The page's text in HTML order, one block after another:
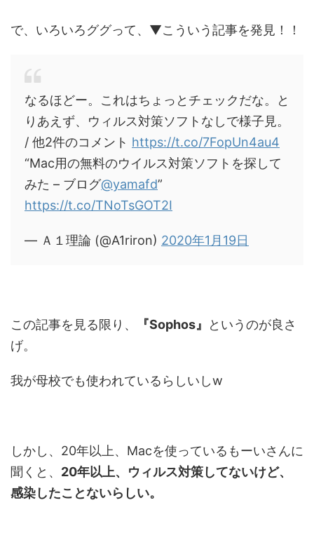
で、いろいろググって、▼こういう記事を発見！！
なるほどー。これはちょっとチェックだな。と
りあえず、ウィルス対策ソフトなしで様子見。
/ 他2件のコメント https://t.co/7FopUn4au4
“Mac用の無料のウイルス対策ソフトを探して
みた – ブログ@yamafd”
https://t.co/TNoTsGOT2I
— Ａ１理論 (@A1riron) 2020年1月19日
この記事を見る限り、 『Sophos』
というのが良さ
げ。
我が母校でも使われているらしいしw
しかし、20年以上、Macを使っているもーいさんに
聞くと、 20年以上、ウィルス対策してないけど、
感染したことないらしい。